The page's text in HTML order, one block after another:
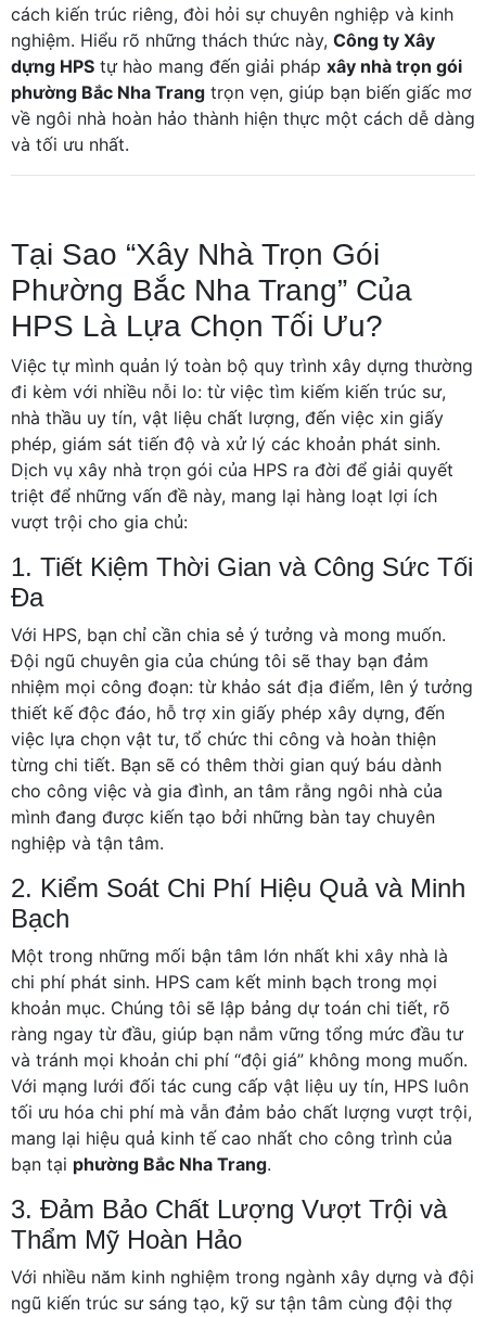
cách kiến trúc riêng, đòi hỏi sự chuyên nghiệp và kinh
nghiệm. Hiểu rõ những thách thức này, Công ty Xây
dựng HPS tự hào mang đến giải pháp xây nhà trọn gói
phường Bắc Nha Trang trọn vẹn, giúp bạn biến giấc mơ
về ngôi nhà hoàn hảo thành hiện thực một cách dễ dàng
và tối ưu nhất.
Tại Sao “Xây Nhà Trọn Gói
Phường Bắc Nha Trang” Của
HPS Là Lựa Chọn Tối Ưu?
Việc tự mình quản lý toàn bộ quy trình xây dựng thường
đi kèm với nhiều nỗi lo: từ việc tìm kiếm kiến trúc sư,
nhà thầu uy tín, vật liệu chất lượng, đến việc xin giấy
phép, giám sát tiến độ và xử lý các khoản phát sinh.
Dịch vụ xây nhà trọn gói của HPS ra đời để giải quyết
triệt để những vấn đề này, mang lại hàng loạt lợi ích
vượt trội cho gia chủ:
1. Tiết Kiệm Thời Gian và Công Sức Tối
Đa
Với HPS, bạn chỉ cần chia sẻ ý tưởng và mong muốn.
Đội ngũ chuyên gia của chúng tôi sẽ thay bạn đảm
nhiệm mọi công đoạn: từ khảo sát địa điểm, lên ý tưởng
thiết kế độc đáo, hỗ trợ xin giấy phép xây dựng, đến
việc lựa chọn vật tư, tổ chức thi công và hoàn thiện
từng chi tiết. Bạn sẽ có thêm thời gian quý báu dành
cho công việc và gia đình, an tâm rằng ngôi nhà của
mình đang được kiến tạo bởi những bàn tay chuyên
nghiệp và tận tâm.
2. Kiểm Soát Chi Phí Hiệu Quả và Minh
Bạch
Một trong những mối bận tâm lớn nhất khi xây nhà là
chi phí phát sinh. HPS cam kết minh bạch trong mọi
khoản mục. Chúng tôi sẽ lập bảng dự toán chi tiết, rõ
ràng ngay từ đầu, giúp bạn nắm vững tổng mức đầu tư
và tránh mọi khoản chi phí “đội giá” không mong muốn.
Với mạng lưới đối tác cung cấp vật liệu uy tín, HPS luôn
tối ưu hóa chi phí mà vẫn đảm bảo chất lượng vượt trội,
mang lại hiệu quả kinh tế cao nhất cho công trình của
bạn tại phường Bắc Nha Trang.
3. Đảm Bảo Chất Lượng Vượt Trội và
Thẩm Mỹ Hoàn Hảo
Với nhiều năm kinh nghiệm trong ngành xây dựng và đội
ngũ kiến trúc sư sáng tạo, kỹ sư tận tâm cùng đội thợ